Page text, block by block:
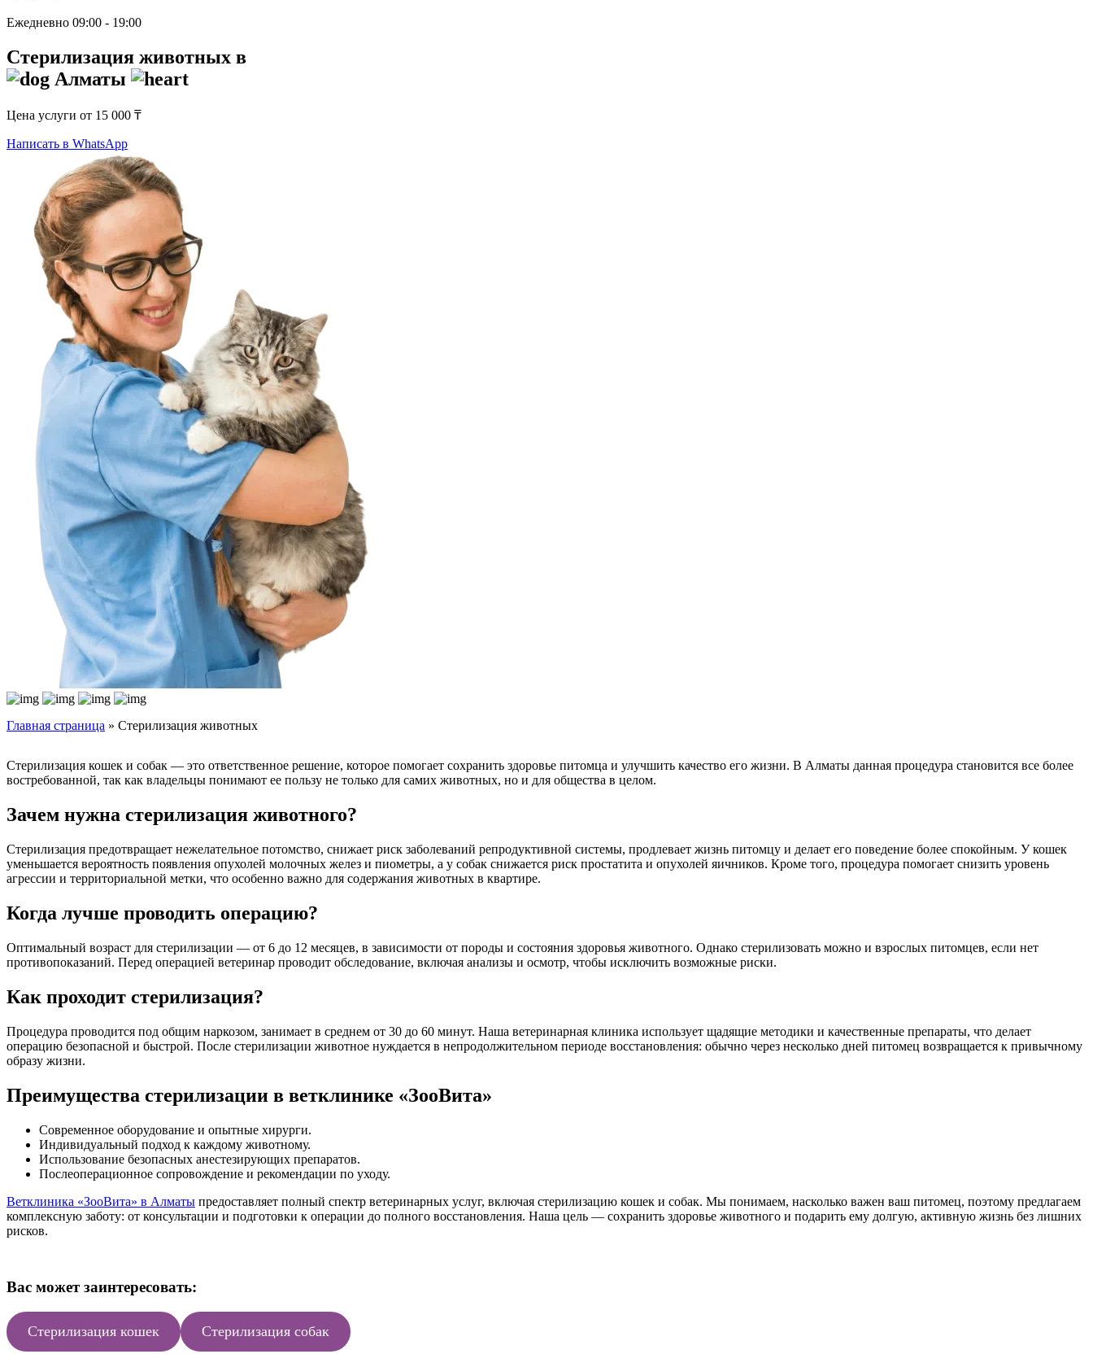
Ежедневно 09:00 - 19:00
Стерилизация животных в
Алматы
Цена услуги от 15 000 ₸
Написать в WhatsApp
Главная страница » Стерилизация животных
Стерилизация кошек и собак — это ответственное решение, которое помогает сохранить здоровье питомца и улучшить качество его жизни. В Алматы данная процедура становится все более
востребованной, так как владельцы понимают ее пользу не только для самих животных, но и для общества в целом.
Зачем нужна стерилизация животного?
Стерилизация предотвращает нежелательное потомство, снижает риск заболеваний репродуктивной системы, продлевает жизнь питомцу и делает его поведение более спокойным. У кошек
уменьшается вероятность появления опухолей молочных желез и пиометры, а у собак снижается риск простатита и опухолей яичников. Кроме того, процедура помогает снизить уровень
агрессии и территориальной метки, что особенно важно для содержания животных в квартире.
Когда лучше проводить операцию?
Оптимальный возраст для стерилизации — от 6 до 12 месяцев, в зависимости от породы и состояния здоровья животного. Однако стерилизовать можно и взрослых питомцев, если нет
противопоказаний. Перед операцией ветеринар проводит обследование, включая анализы и осмотр, чтобы исключить возможные риски.
Как проходит стерилизация?
Процедура проводится под общим наркозом, занимает в среднем от 30 до 60 минут. Наша ветеринарная клиника использует щадящие методики и качественные препараты, что делает
операцию безопасной и быстрой. После стерилизации животное нуждается в непродолжительном периоде восстановления: обычно через несколько дней питомец возвращается к привычному
образу жизни.
Преимущества стерилизации в ветклинике «ЗооВита»
Современное оборудование и опытные хирурги.
Индивидуальный подход к каждому животному.
Использование безопасных анестезирующих препаратов.
Послеоперационное сопровождение и рекомендации по уходу.
Ветклиника «ЗооВита» в Алматы предоставляет полный спектр ветеринарных услуг, включая стерилизацию кошек и собак. Мы понимаем, насколько важен ваш питомец, поэтому предлагаем
комплексную заботу: от консультации и подготовки к операции до полного восстановления. Наша цель — сохранить здоровье животного и подарить ему долгую, активную жизнь без лишних
рисков.
Вас может заинтересовать:
Стерилизация кошек Стерилизация собак